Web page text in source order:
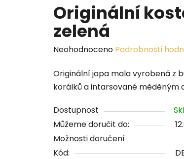
Originální
zelená
Průměrné
produktu
je
z
5
hvězdiček.
Neohodnoceno Podrobnosti
Originální japa mala vyrobená z
korálků a intarsované měděným
Dostupnost
Můžeme doručit do:
Možnosti doručení
Kód: